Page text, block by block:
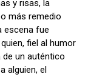
y risas, la
más remedio
escena fue
fiel al humor
un auténtico
alguien, el